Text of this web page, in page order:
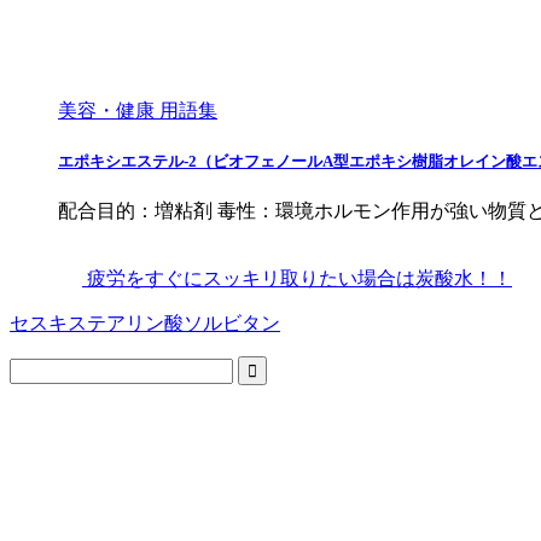
美容・健康 用語集
エポキシエステル-2（ビオフェノールA型エポキシ樹脂オレイン酸エ
配合目的：増粘剤 毒性：環境ホルモン作用が強い物質
疲労をすぐにスッキリ取りたい場合は炭酸水！！
セスキステアリン酸ソルビタン